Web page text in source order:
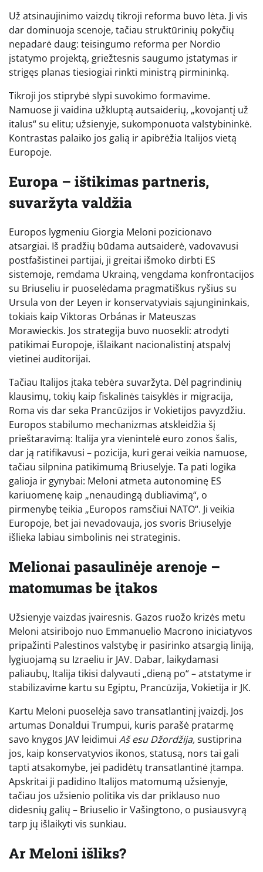
Už atsinaujinimo vaizdų tikroji reforma buvo lėta. Ji vis
dar dominuoja scenoje, tačiau struktūrinių pokyčių
nepadarė daug: teisingumo reforma per Nordio
įstatymo projektą, griežtesnis saugumo įstatymas ir
strigęs planas tiesiogiai rinkti ministrą pirmininką.
Tikroji jos stiprybė slypi suvokimo formavime.
Namuose ji vaidina užkluptą autsaiderių, „kovojantį už
italus“ su elitu; užsienyje, sukomponuota valstybininkė.
Kontrastas palaiko jos galią ir apibrėžia Italijos vietą
Europoje.
Europa – ištikimas partneris,
suvaržyta valdžia
Europos lygmeniu Giorgia Meloni pozicionavo
atsargiai. Iš pradžių būdama autsaiderė, vadovavusi
postfašistinei partijai, ji greitai išmoko dirbti ES
sistemoje, remdama Ukrainą, vengdama konfrontacijos
su Briuseliu ir puoselėdama pragmatiškus ryšius su
Ursula von der Leyen ir konservatyviais sąjungininkais,
tokiais kaip Viktoras Orbánas ir Mateuszas
Morawieckis. Jos strategija buvo nuosekli: atrodyti
patikimai Europoje, išlaikant nacionalistinį atspalvį
vietinei auditorijai.
Tačiau Italijos įtaka tebėra suvaržyta. Dėl pagrindinių
klausimų, tokių kaip fiskalinės taisyklės ir migracija,
Roma vis dar seka Prancūzijos ir Vokietijos pavyzdžiu.
Europos stabilumo mechanizmas atskleidžia šį
prieštaravimą: Italija yra vienintelė euro zonos šalis,
dar ją ratifikavusi – pozicija, kuri gerai veikia namuose,
tačiau silpnina patikimumą Briuselyje. Ta pati logika
galioja ir gynybai: Meloni atmeta autonominę ES
kariuomenę kaip „nenaudingą dubliavimą“, o
pirmenybę teikia „Europos ramsčiui NATO“. Ji veikia
Europoje, bet jai nevadovauja, jos svoris Briuselyje
išlieka labiau simbolinis nei strateginis.
Melionai pasaulinėje arenoje –
matomumas be įtakos
Užsienyje vaizdas įvairesnis. Gazos ruožo krizės metu
Meloni atsiribojo nuo Emmanuelio Macrono iniciatyvos
pripažinti Palestinos valstybę ir pasirinko atsargią liniją,
lygiuojamą su Izraeliu ir JAV. Dabar, laikydamasi
paliaubų, Italija tikisi dalyvauti „dieną po“ – atstatyme ir
stabilizavime kartu su Egiptu, Prancūzija, Vokietija ir JK.
Kartu Meloni puoselėja savo transatlantinį įvaizdį. Jos
artumas Donaldui Trumpui, kuris parašė pratarmę
savo knygos JAV leidimui Aš esu Džordžija,sustiprina
jos, kaip konservatyvios ikonos, statusą, nors tai gali
tapti atsakomybe, jei padidėtų transatlantinė įtampa.
Apskritai ji padidino Italijos matomumą užsienyje,
tačiau jos užsienio politika vis dar priklauso nuo
didesnių galių – Briuselio ir Vašingtono, o pusiausvyrą
tarp jų išlaikyti vis sunkiau.
Ar Meloni išliks?